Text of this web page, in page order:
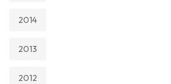
2014
2013
2012